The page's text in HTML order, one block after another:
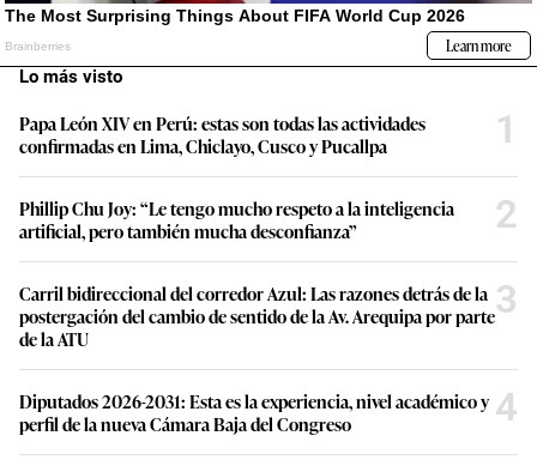
Lo más visto
Papa León XIV en Perú: estas son todas las actividades
confirmadas en Lima, Chiclayo, Cusco y Pucallpa
1
Phillip Chu Joy: “Le tengo mucho respeto a la inteligencia
artificial, pero también mucha desconfianza”
2
Carril bidireccional del corredor Azul: Las razones detrás de la
postergación del cambio de sentido de la Av. Arequipa por parte
de la ATU
3
Diputados 2026-2031: Esta es la experiencia, nivel académico y
perfil de la nueva Cámara Baja del Congreso
4